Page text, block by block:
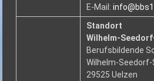
E-Mail:
Standort
Wilhelm-
Berufsbildende
Wilhelm-
29525 Uelzen